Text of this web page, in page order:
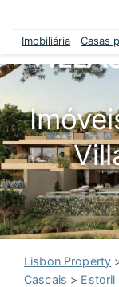
Imobiliária
Lisbon Property
Cascais > Estoril